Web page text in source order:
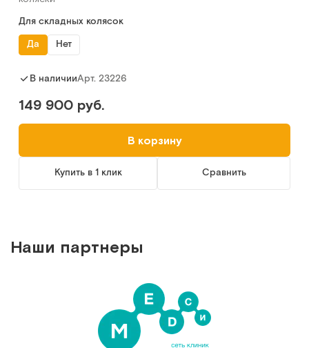
Для складных колясок
Да
Нет
В наличииАрт. 23226
149 900 руб.
В корзину
Купить в 1 клик Сравнить
Наши партнеры